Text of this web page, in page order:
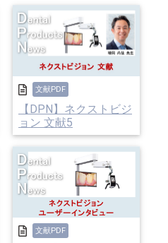
文献PDF
【DPN】ネクストビジ
ョン 文献5
文献PDF